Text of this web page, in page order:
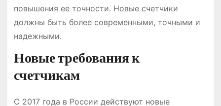
повышения ее точности․ Новые счетчики
должны быть более современными, точными и
надежными․
Новые требования к
счетчикам
С 2017 года в России действуют новые